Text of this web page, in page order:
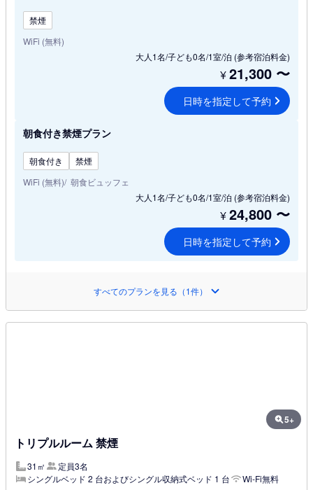
禁煙
WiFi (無料)
大人1名/子ども0名/1室/泊 (参考宿泊料金)
¥21,300 〜
日時を指定して予約
朝食付き禁煙プラン
朝食付き
禁煙
WiFi (無料) 朝食ビュッフェ
大人1名/子ども0名/1室/泊 (参考宿泊料金)
¥24,800 〜
日時を指定して予約
すべてのプランを見る（1件）
5+
トリプルルーム 禁煙
31㎡
定員3名
シングルベッド 2 台およびシングル収納式ベッド 1 台
Wi-Fi無料